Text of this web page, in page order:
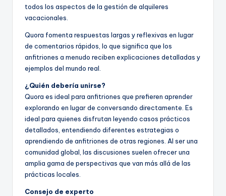
todos los aspectos de la gestión de alquileres
vacacionales.
Quora fomenta respuestas largas y reflexivas en lugar
de comentarios rápidos, lo que significa que los
anfitriones a menudo reciben explicaciones detalladas y
ejemplos del mundo real.
¿Quién debería unirse?
Quora es ideal para anfitriones que prefieren aprender
explorando en lugar de conversando directamente. Es
ideal para quienes disfrutan leyendo casos prácticos
detallados, entendiendo diferentes estrategias o
aprendiendo de anfitriones de otras regiones. Al ser una
comunidad global, las discusiones suelen ofrecer una
amplia gama de perspectivas que van más allá de las
prácticas locales.
Consejo de experto